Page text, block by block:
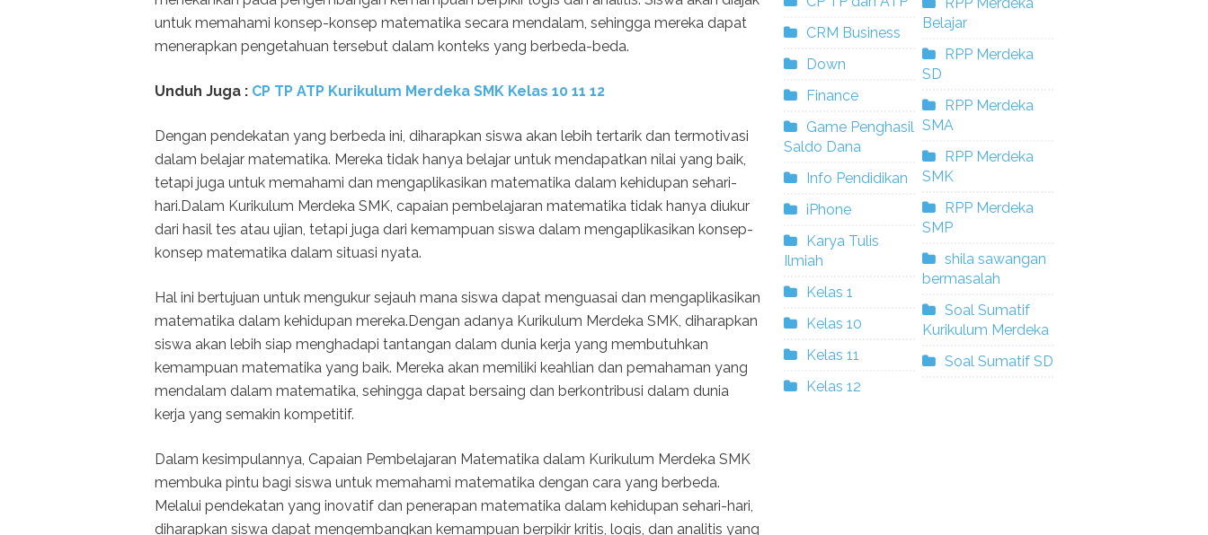
untuk memahami konsep-konsep matematika secara mendalam, sehingga mereka dapat
menerapkan pengetahuan tersebut dalam konteks yang berbeda-beda.
Unduh Juga : CP TP ATP Kurikulum Merdeka SMK Kelas 10 11 12
Dengan pendekatan yang berbeda ini, diharapkan siswa akan lebih tertarik dan termotivasi
dalam belajar matematika. Mereka tidak hanya belajar untuk mendapatkan nilai yang baik,
tetapi juga untuk memahami dan mengaplikasikan matematika dalam kehidupan sehari-
hari.Dalam Kurikulum Merdeka SMK, capaian pembelajaran matematika tidak hanya diukur
dari hasil tes atau ujian, tetapi juga dari kemampuan siswa dalam mengaplikasikan konsep-
konsep matematika dalam situasi nyata.
Hal ini bertujuan untuk mengukur sejauh mana siswa dapat menguasai dan mengaplikasikan
matematika dalam kehidupan mereka.Dengan adanya Kurikulum Merdeka SMK, diharapkan
siswa akan lebih siap menghadapi tantangan dalam dunia kerja yang membutuhkan
kemampuan matematika yang baik. Mereka akan memiliki keahlian dan pemahaman yang
mendalam dalam matematika, sehingga dapat bersaing dan berkontribusi dalam dunia
kerja yang semakin kompetitif.
Dalam kesimpulannya, Capaian Pembelajaran Matematika dalam Kurikulum Merdeka SMK
membuka pintu bagi siswa untuk memahami matematika dengan cara yang berbeda.
Melalui pendekatan yang inovatif dan penerapan matematika dalam kehidupan sehari-hari,
diharapkan siswa dapat mengembangkan kemampuan berpikir kritis, logis, dan analitis yang
CRM Business
Down
Finance
Game Penghasil
Saldo Dana
Info Pendidikan
iPhone
Karya Tulis
Ilmiah
Kelas 1
Kelas 10
Kelas 11
Kelas 12
Belajar
RPP Merdeka
SD
RPP Merdeka
SMA
RPP Merdeka
SMK
RPP Merdeka
SMP
shila sawangan
bermasalah
Soal Sumatif
Kurikulum Merdeka
Soal Sumatif SD